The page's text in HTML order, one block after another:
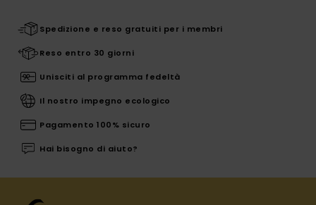
Spedizione e reso gratuiti per i membri
Reso entro 30 giorni
Unisciti al programma fedeltà
Il nostro impegno ecologico
Pagamento 100% sicuro
Hai bisogno di aiuto?